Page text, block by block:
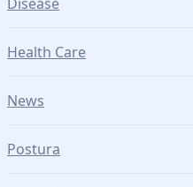
Health Care
News
Postura